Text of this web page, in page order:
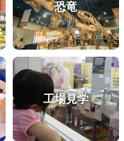
恐竜
工場見学